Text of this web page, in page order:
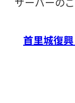
首里城復興